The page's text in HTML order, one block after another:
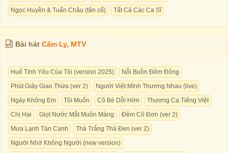
Ngọc Huyền & Tuấn Châu (tân cổ)
Tất Cả Các Ca Sĩ
Bài hát Cẩm Ly, MTV
Huế Tình Yêu Của Tôi (version 2025)
Nỗi Buồn Đêm Đông
Phút Giây Giao Thừa (ver 2)
Người Việt Mình Thương Nhau (live)
Ngày Không Em
Tôi Muốn Cô Bé Dỗi Hờn
Thương Ca Tiếng Việt
Chị Hai
Giọt Nước Mắt Muộn Màng
Đêm Cô Đơn (ver 2)
Mưa Lạnh Tàn Canh
Thà Trắng Thà Đen (ver 2)
Người Nhớ Không Người (new version)